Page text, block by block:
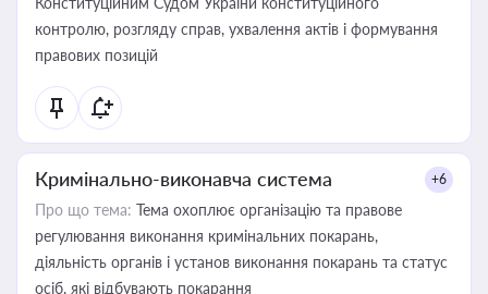
контролю, розгляду справ, ухвалення актів і формування
правових позицій
Кримінально-виконавча система +6
Про що тема: Тема охоплює організацію та правове
регулювання виконання кримінальних покарань,
діяльність органів і установ виконання покарань та статус
осіб, які відбувають покарання